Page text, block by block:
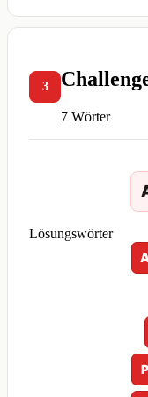
3
7 Wörter
Lösungswörter
P